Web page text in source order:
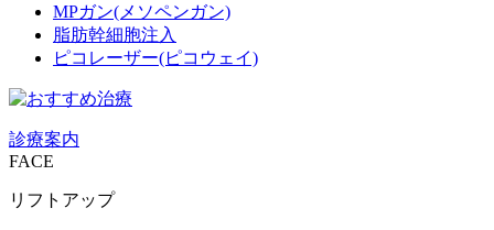
MPガン(メソペンガン)
脂肪幹細胞注入
ピコレーザー(ピコウェイ)
診療案内
FACE
リフトアップ